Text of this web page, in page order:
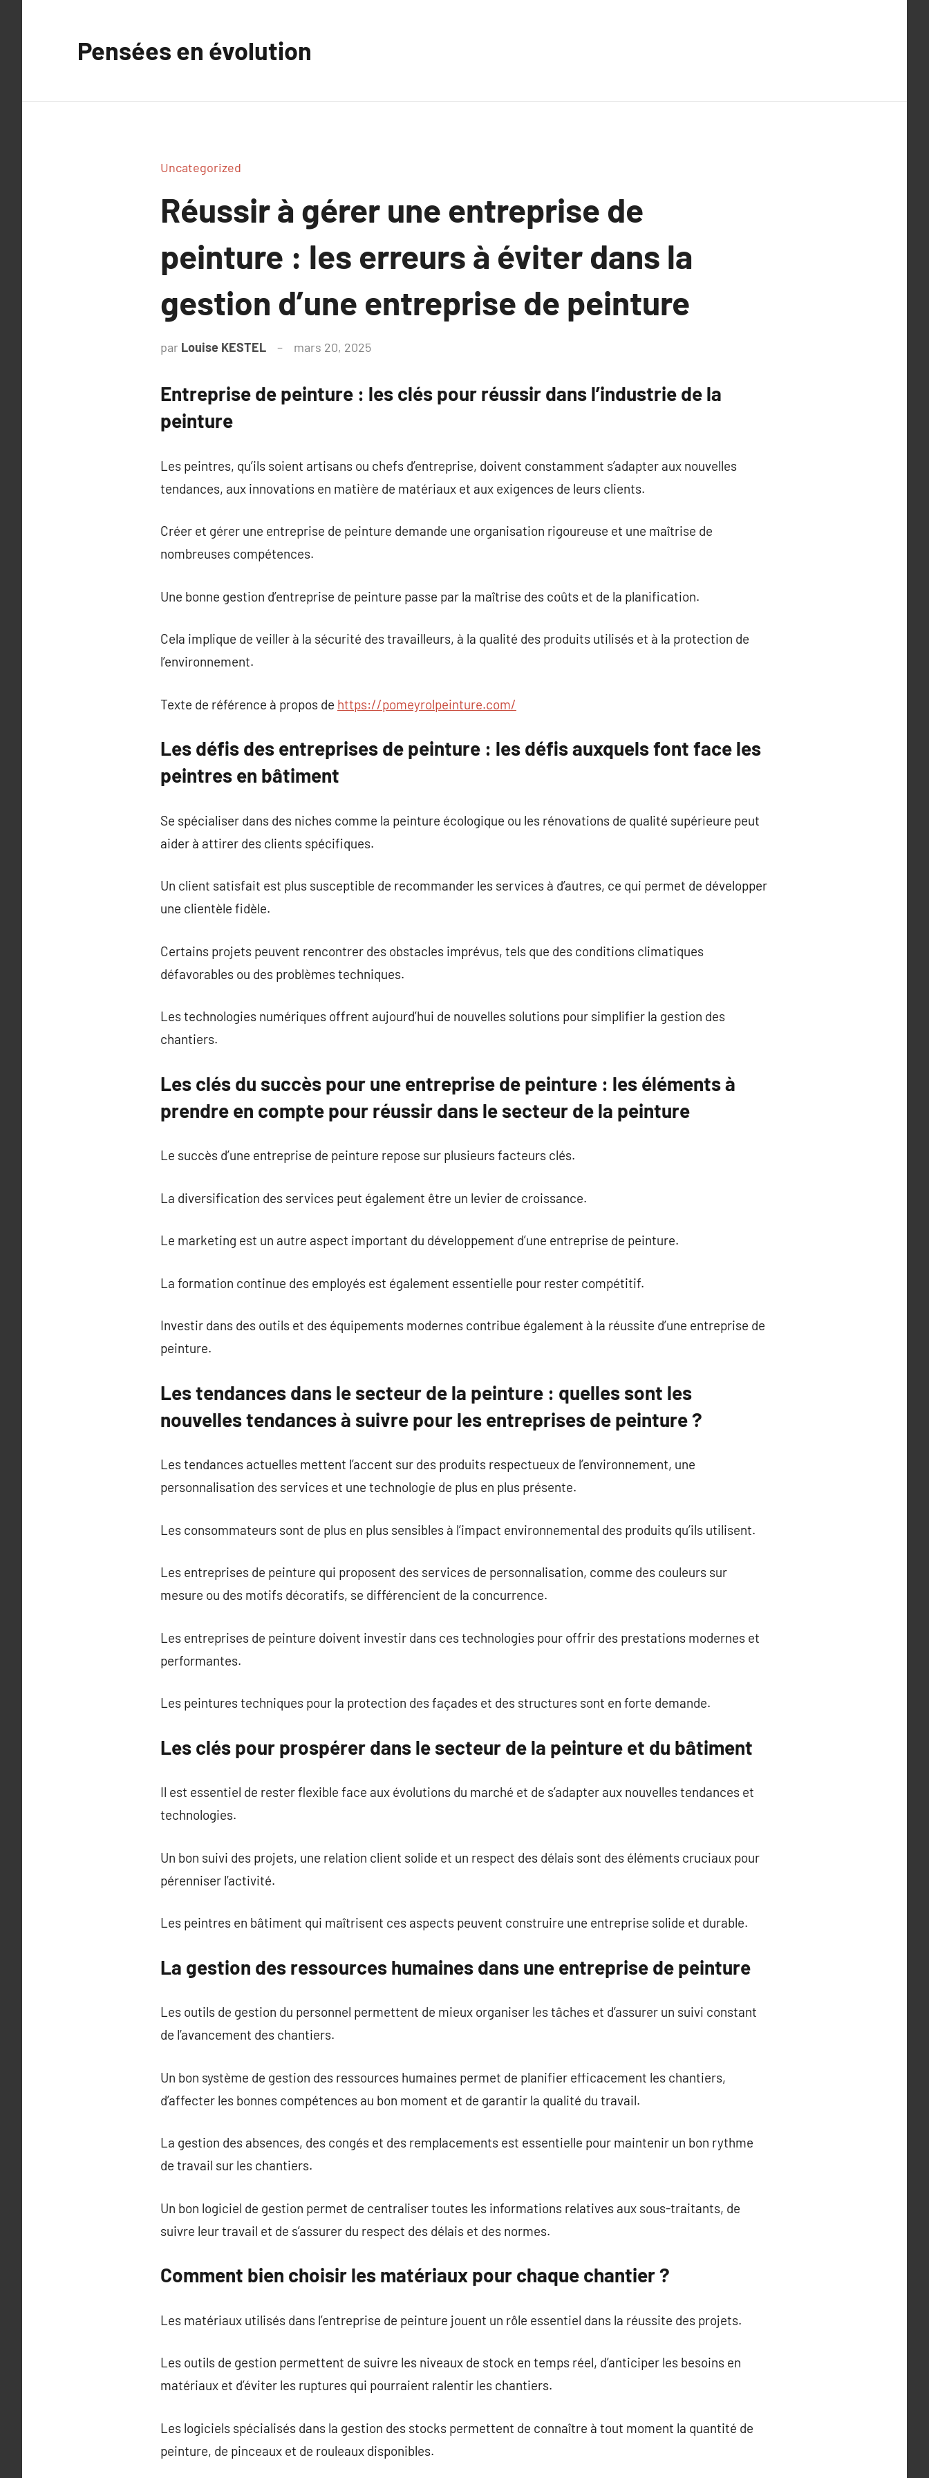
Pensées en évolution
Uncategorized
Réussir à gérer une entreprise de
peinture : les erreurs à éviter dans la
gestion d’une entreprise de peinture
par Louise KESTEL mars 20, 2025
Entreprise de peinture : les clés pour réussir dans l’industrie de la
peinture
Les peintres, qu’ils soient artisans ou chefs d’entreprise, doivent constamment s’adapter aux nouvelles
tendances, aux innovations en matière de matériaux et aux exigences de leurs clients.
Créer et gérer une entreprise de peinture demande une organisation rigoureuse et une maîtrise de
nombreuses compétences.
Une bonne gestion d’entreprise de peinture passe par la maîtrise des coûts et de la planification.
Cela implique de veiller à la sécurité des travailleurs, à la qualité des produits utilisés et à la protection de
l’environnement.
Texte de référence à propos de https://pomeyrolpeinture.com/
Les défis des entreprises de peinture : les défis auxquels font face les
peintres en bâtiment
Se spécialiser dans des niches comme la peinture écologique ou les rénovations de qualité supérieure peut
aider à attirer des clients spécifiques.
Un client satisfait est plus susceptible de recommander les services à d’autres, ce qui permet de développer
une clientèle fidèle.
Certains projets peuvent rencontrer des obstacles imprévus, tels que des conditions climatiques
défavorables ou des problèmes techniques.
Les technologies numériques offrent aujourd’hui de nouvelles solutions pour simplifier la gestion des
chantiers.
Les clés du succès pour une entreprise de peinture : les éléments à
prendre en compte pour réussir dans le secteur de la peinture
Le succès d’une entreprise de peinture repose sur plusieurs facteurs clés.
La diversification des services peut également être un levier de croissance.
Le marketing est un autre aspect important du développement d’une entreprise de peinture.
La formation continue des employés est également essentielle pour rester compétitif.
Investir dans des outils et des équipements modernes contribue également à la réussite d’une entreprise de
peinture.
Les tendances dans le secteur de la peinture : quelles sont les
nouvelles tendances à suivre pour les entreprises de peinture ?
Les tendances actuelles mettent l’accent sur des produits respectueux de l’environnement, une
personnalisation des services et une technologie de plus en plus présente.
Les consommateurs sont de plus en plus sensibles à l’impact environnemental des produits qu’ils utilisent.
Les entreprises de peinture qui proposent des services de personnalisation, comme des couleurs sur
mesure ou des motifs décoratifs, se différencient de la concurrence.
Les entreprises de peinture doivent investir dans ces technologies pour offrir des prestations modernes et
performantes.
Les peintures techniques pour la protection des façades et des structures sont en forte demande.
Les clés pour prospérer dans le secteur de la peinture et du bâtiment
Il est essentiel de rester flexible face aux évolutions du marché et de s’adapter aux nouvelles tendances et
technologies.
Un bon suivi des projets, une relation client solide et un respect des délais sont des éléments cruciaux pour
pérenniser l’activité.
Les peintres en bâtiment qui maîtrisent ces aspects peuvent construire une entreprise solide et durable.
La gestion des ressources humaines dans une entreprise de peinture
Les outils de gestion du personnel permettent de mieux organiser les tâches et d’assurer un suivi constant
de l’avancement des chantiers.
Un bon système de gestion des ressources humaines permet de planifier efficacement les chantiers,
d’affecter les bonnes compétences au bon moment et de garantir la qualité du travail.
La gestion des absences, des congés et des remplacements est essentielle pour maintenir un bon rythme
de travail sur les chantiers.
Un bon logiciel de gestion permet de centraliser toutes les informations relatives aux sous-traitants, de
suivre leur travail et de s’assurer du respect des délais et des normes.
Comment bien choisir les matériaux pour chaque chantier ?
Les matériaux utilisés dans l’entreprise de peinture jouent un rôle essentiel dans la réussite des projets.
Les outils de gestion permettent de suivre les niveaux de stock en temps réel, d’anticiper les besoins en
matériaux et d’éviter les ruptures qui pourraient ralentir les chantiers.
Les logiciels spécialisés dans la gestion des stocks permettent de connaître à tout moment la quantité de
peinture, de pinceaux et de rouleaux disponibles.